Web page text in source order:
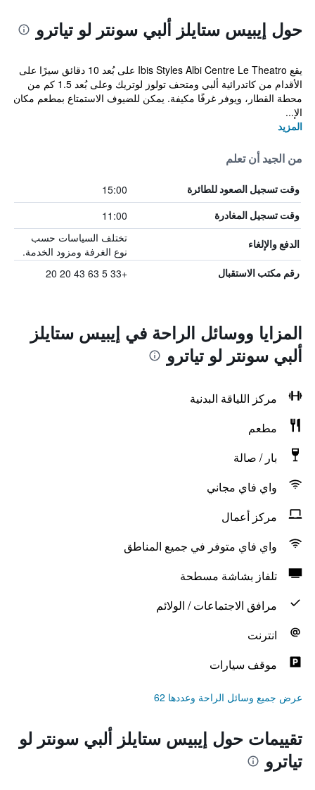
حول إيبيس ستايلز ألبي سونتر لو تياترو
يقع Ibis Styles Albi Centre Le Theatro على بُعد 10 دقائق سيرًا على
الأقدام من كاتدرائية ألبي ومتحف تولوز لوتريك وعلى بُعد 1.5 كم من
محطة القطار، ويوفر غرفًا مكيفة. يمكن للضيوف الاستمتاع بمطعم مكان
الإ...
المزيد
من الجيد أن تعلم
وقت تسجيل الصعود للطائرة 15:00
وقت تسجيل المغادرة 11:00
الدفع والإلغاء
تختلف السياسات حسب
نوع الغرفة ومزود الخدمة.
رقم مكتب الاستقبال +33 5 63 43 20 20
المزايا ووسائل الراحة في إيبيس ستايلز
ألبي سونتر لو تياترو
مركز اللياقة البدنية
مطعم
بار / صالة
واي فاي مجاني
مركز أعمال
واي فاي متوفر في جميع المناطق
تلفاز بشاشة مسطحة
مرافق الاجتماعات / الولائم
انترنت
موقف سيارات
عرض جميع وسائل الراحة وعددها 62
تقييمات حول إيبيس ستايلز ألبي سونتر لو
تياترو